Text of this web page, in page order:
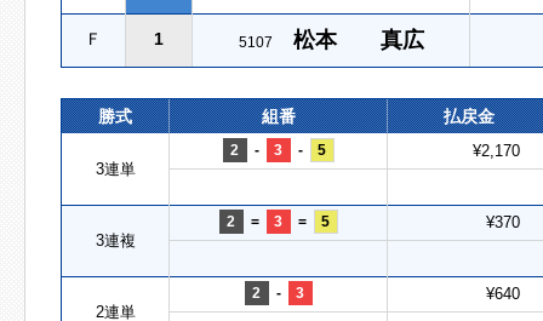
Ｆ 1 5107 松本 真広
勝式 組番 払戻金
3連単
2 - 3 - 5 ¥2,170
3連複
2 = 3 = 5 ¥370
2連単
2 - 3 ¥640